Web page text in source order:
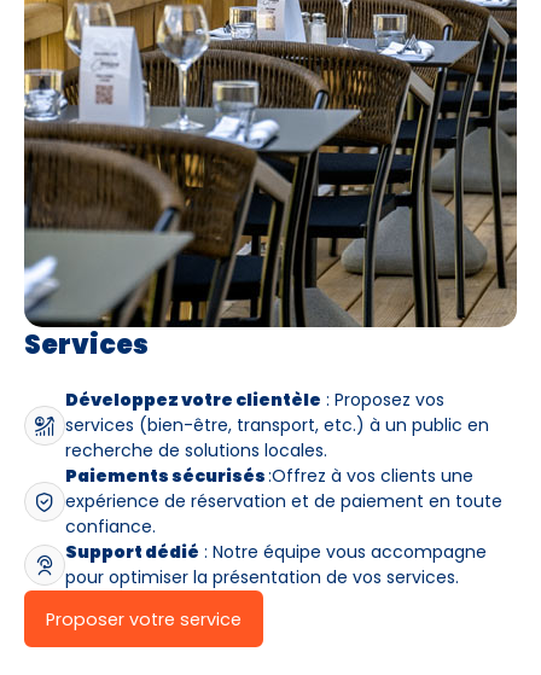
Services
Développez votre clientèle : Proposez vos
services (bien-être, transport, etc.) à un public en
recherche de solutions locales.
Paiements sécurisés:Offrez à vos clients une
expérience de réservation et de paiement en toute
confiance.
Support dédié : Notre équipe vous accompagne
pour optimiser la présentation de vos services.
Proposer votre service